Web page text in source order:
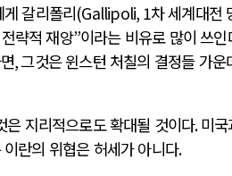
갈리폴리(Gallipoli, 1차 세계대전
략적 재앙”이라는 비유로 많이 쓰인
,그것은 윈스턴 처칠의 결정들 가운
은 지리적으로도 확대될 것이다.미
란의 위협은 허세가 아니다.